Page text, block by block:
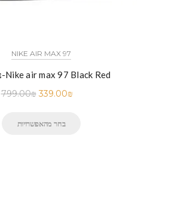
NIKE AIR MAX 97
נעלי נייק-Nike air max 97 Black Red
799.00₪ 339.00₪
בחר מהאפשרויות